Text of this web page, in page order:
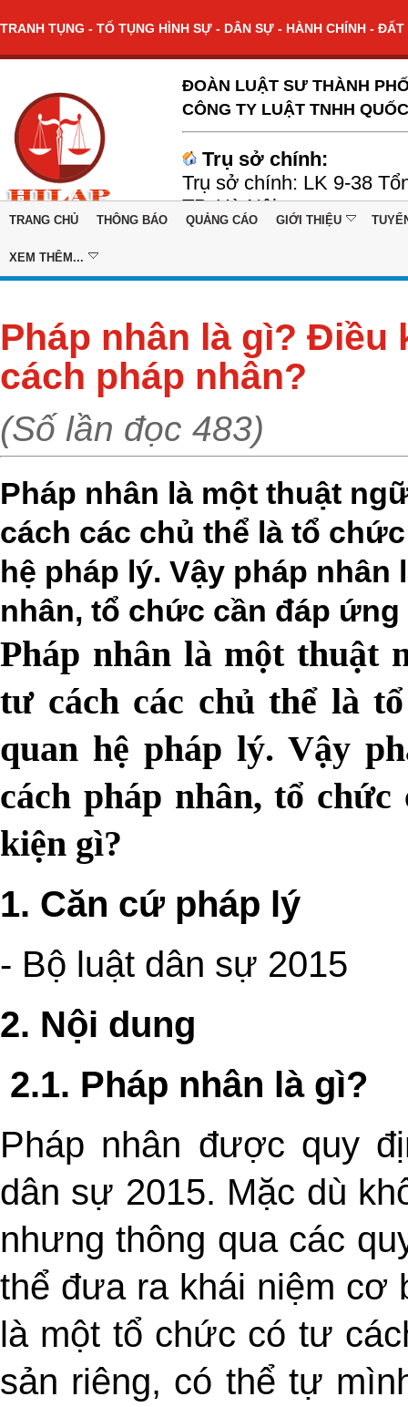
TRANH TỤNG - TỐ TỤNG HÌNH SỰ - DÂN SỰ - HÀNH CHÍNH -
ĐOÀN LUẬT SƯ THÀNH
CÔNG TY LUẬT TNHH
Trụ sở chính:
Trụ sở chính: LK 9-38
TP. Hà Nội
TRANG CHỦ THÔNG BÁO QUẢNG CÁO GIỚI THIỆU
XEM THÊM...
Pháp nhân là gì? Điều
cách pháp nhân?
(Số lần đọc 483)
Pháp nhân là một thuật
cách các chủ thể là tổ
hệ pháp lý. Vậy pháp
nhân, tổ chức cần đáp
Pháp nhân là một thuật
tư cách các chủ thể là
quan hệ pháp lý. Vậy
cách pháp nhân, tổ
kiện gì?
1. Căn cứ pháp lý
- Bộ luật dân sự 2015
2. Nội dung
2.1. Pháp nhân là gì?
Pháp nhân được quy
dân sự 2015. Mặc dù
nhưng thông qua các
thể đưa ra khái niệm cơ
là một tổ chức có tư
sản riêng, có thể tự